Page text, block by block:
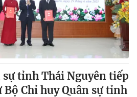
Podcast
sự tỉnh Thái Nguyên tiếp
Chỉ huy Quân sự tỉnh